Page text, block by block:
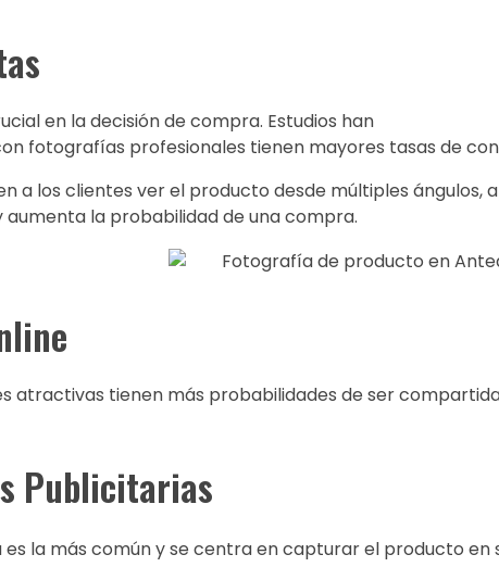
en la decisión de compra. Estudios han
fotografías profesionales tienen mayores tasas de
a los clientes ver el producto desde múltiples
aumenta la probabilidad de una compra.
atractivas tienen más probabilidades de ser
Publicitarias
es la más común y se centra en capturar el producto